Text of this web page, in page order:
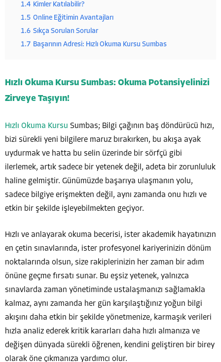
1.4 Kimler Katılabilir?
1.5 Online Eğitimin Avantajları
1.6 Sıkça Sorulan Sorular
1.7 Başarının Adresi: Hızlı Okuma Kursu Sumbas
Hızlı Okuma Kursu Sumbas: Okuma Potansiyelinizi
Zirveye Taşıyın!
Hızlı Okuma Kursu Sumbas; Bilgi çağının baş döndürücü hızı,
bizi sürekli yeni bilgilere maruz bırakırken, bu akışa ayak
uydurmak ve hatta bu selin üzerinde bir sörfçü gibi
ilerlemek, artık sadece bir yetenek değil, adeta bir zorunluluk
haline gelmiştir. Günümüzde başarıya ulaşmanın yolu,
sadece bilgiye erişmekten değil, aynı zamanda onu hızlı ve
etkin bir şekilde işleyebilmekten geçiyor.
Hızlı ve anlayarak okuma becerisi, ister akademik hayatınızın
en çetin sınavlarında, ister profesyonel kariyerinizin dönüm
noktalarında olsun, size rakiplerinizin her zaman bir adım
önüne geçme fırsatı sunar. Bu eşsiz yetenek, yalnızca
sınavlarda zaman yönetiminde ustalaşmanızı sağlamakla
kalmaz, aynı zamanda her gün karşılaştığınız yoğun bilgi
akışını daha etkin bir şekilde yönetmenize, karmaşık verileri
hızla analiz ederek kritik kararları daha hızlı almanıza ve
değişen dünyada sürekli öğrenen, kendini geliştiren bir birey
olarak öne çıkmanıza yardımcı olur.